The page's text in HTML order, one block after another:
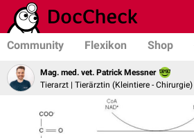
Community Flexikon Shop
Mag. med. vet. Patrick Messner
Tierarzt | Tierärztin (Kleintiere - Chirurgie)